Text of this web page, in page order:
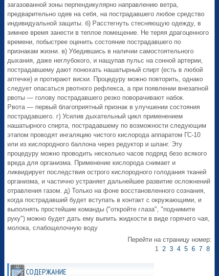
загазованной зоны перпендикулярно направлению ветра,
предварительно одев на себя, на пострадавшего любое средство
индивидуальной защиты. б) Расстегнуть стесняющую одежду, в
зимнее время занести в теплое помещение. Не теряя драгоценного
времени, побыстрее оценить состояние пострадавшего по
признакам жизни. в) Убедившись в наличии самостоятельного
дыхания, даже неглубокого, и нащупав пульс на сонной артерии,
пострадавшему дают понюхать нашатырный спирт (есть в любой
аптечке) и протирают виски. Процедуру можно повторить, однако
следует опасаться рвотного рефлекса, а при появлении внезапной
рвоты — голову пострадавшего резко поворачивают набок.
Рвота — первый благоприятный признак в улучшении состояния
пострадавшего. г) Усилив дыхательный цикл применением
нашатырного спирта, пострадавшему по возможности следующим
этапом проводят ингаляцию чистого кислорода аппаратом ГС-10
или из кислородного баллона через редуктор и шланг. Эту
процедуру можно проводить несколько часов подряд безо всякого
вреда для организма. Применение кислорода снимает и
ликвидирует последствия острого кислородного голодания тканей
организма, и частично устраняет дальнейшее развитие осложнений
отравления газом. д) Только на фоне восстановленного сознания,
когда пострадавший будет вступать в контакт с окружающими, и
выполнять простейшие команды ("откройте глаза", "поднимите
руку") можно будет дать ему выпить жидкости в виде горячего чая,
молока, слабощелочную воду
Перейти на страницу номер:
1 2 3 4 5 6 7 8
СОДЕРЖАНИЕ